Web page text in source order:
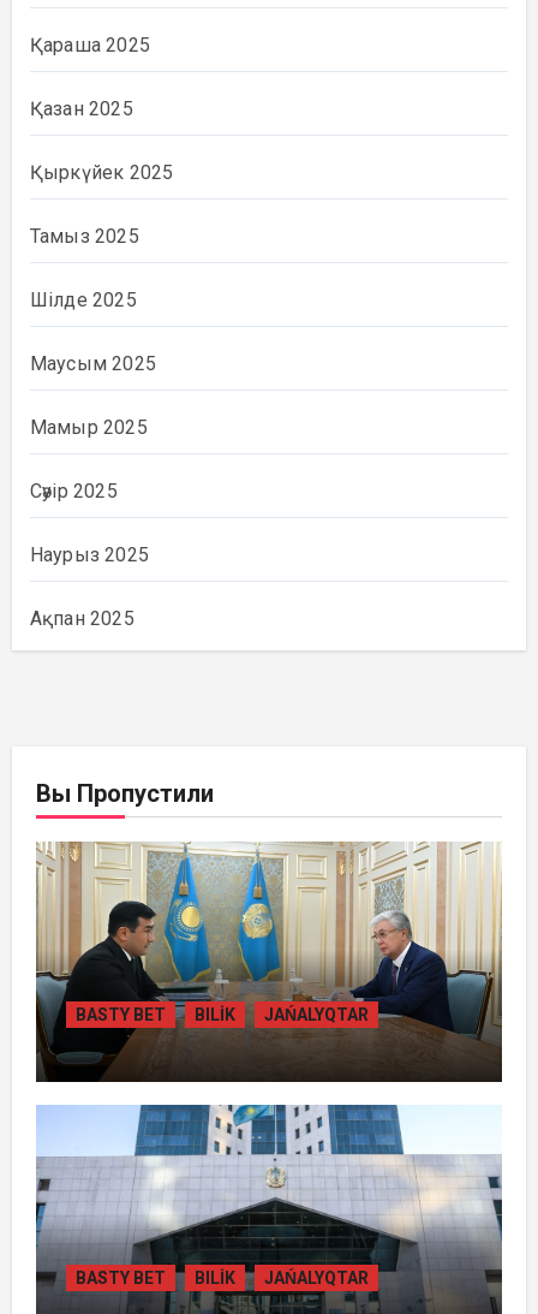
Қараша 2025
Қазан 2025
Қыркүйек 2025
Тамыз 2025
Шілде 2025
Маусым 2025
Мамыр 2025
Сәуір 2025
Наурыз 2025
Ақпан 2025
Вы Пропустили
BASTY BET BILİK JAŃALYQTAR
ПРЕЗИДЕНТ «БӘЙТЕРЕК» ХОЛДИНГІНІҢ
БАСШЫСЫН ҚАБЫЛДАДЫ
BASTY BET BILİK JAŃALYQTAR